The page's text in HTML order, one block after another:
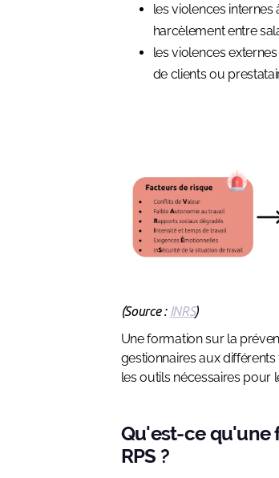
les violences internes
harcèlement entre
les violences
de clients ou
(Source : INRS)
Une formation sur la
gestionnaires aux
les outils nécessaires pour
Qu'est-ce qu'une
RPS ?